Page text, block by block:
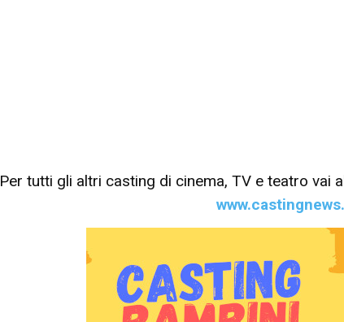
Per tutti gli altri casting di cinema, TV e teatro vai